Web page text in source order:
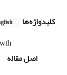
کلیدواژه‌ها
اصل مقاله